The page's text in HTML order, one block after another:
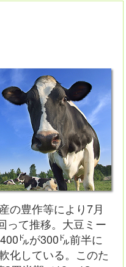
の豊作等により7月
って推移。大豆ミー
㌦が300㌦前半に
化している。このた